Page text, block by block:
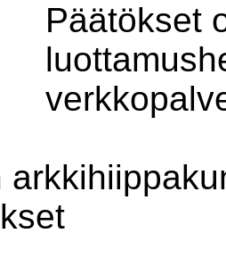
Päätökset